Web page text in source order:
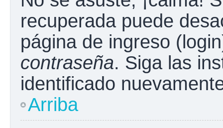
recuperada puede
página de ingreso
contraseña. Siga las
identificado
Arriba